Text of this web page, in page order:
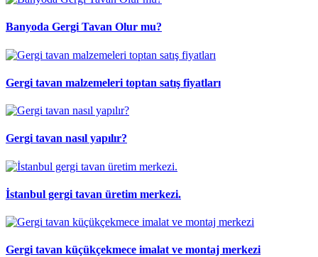
Banyoda Gergi Tavan Olur mu?
Gergi tavan malzemeleri toptan satış fiyatları
Gergi tavan nasıl yapılır?
İstanbul gergi tavan üretim merkezi.
Gergi tavan küçükçekmece imalat ve montaj merkezi